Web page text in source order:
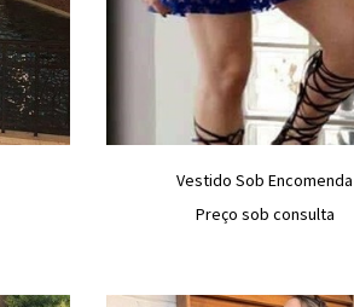
Vestido Sob Encomenda
Preço sob consulta